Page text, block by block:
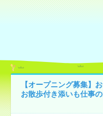
【オープニング募集】
お散歩付き添いも仕事